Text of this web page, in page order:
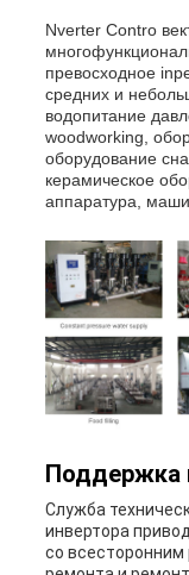
Nverter Contro
превосходное
средних и
водопитание
woodworking,
оборудование
керамическое
аппаратура,
Поддержка
Служба
инвертора
со всесторонним